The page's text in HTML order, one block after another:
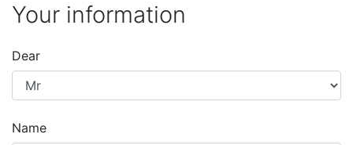
Your information
Dear
Name